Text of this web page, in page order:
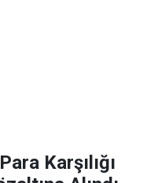
Karşılığı